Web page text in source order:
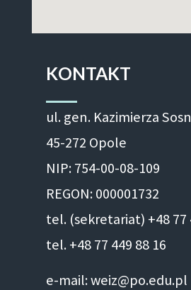
KONTAKT
ul. gen. Kazimierza
45-272 Opole
NIP: 754-00-08-109
REGON: 000001732
tel. (sekretariat) +48 77
tel. +48 77 449 88 16
e-mail: weiz@po.edu.pl